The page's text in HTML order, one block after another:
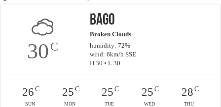
30C
Bago
Broken Clouds
humidity: 72%
wind: 6km/h SSE
H 30 • L 30
26C
SUN
25C
MON
25 C
TUE
25C
WED
28C
THU